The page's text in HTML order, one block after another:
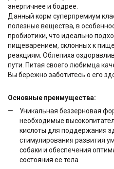
энергичнее и бодрее.
Данный корм суперпремиум
полезные вещества, в
пробиотики, что идеально
пищеварением, склонных к
реакциям. Облепиха
пути. Питая своего любимца
Вы бережно заботитесь о его
Основные преимущества:
Уникальная беззерновая
необходимые
кислоты для поддержания
стимулирования развития
собаки и обеспечения
состояния ее тела